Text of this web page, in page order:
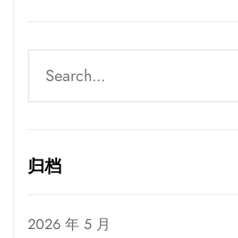
归档
2026 年 5 月